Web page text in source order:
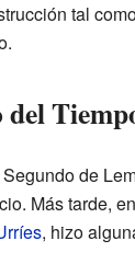
tal
de
Más tarde,
, hizo